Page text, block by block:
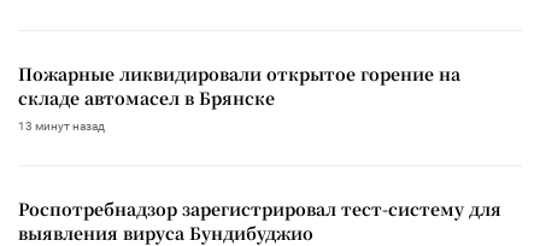
Пожарные ликвидировали открытое горение на
складе автомасел в Брянске
13 минут назад
Роспотребнадзор зарегистрировал тест-систему для
выявления вируса Бундибуджио